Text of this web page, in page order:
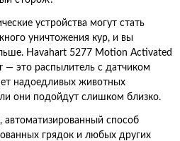
устройства могут стать
уничтожения кур, и вы
Havahart 5277 Motion Activated
— это распылитель с датчиком
надоедливых животных
они подойдут слишком близко.
способ
грядок и любых других